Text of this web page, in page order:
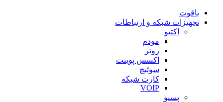
یاقوت
تجهیزات شبکه و ارتباطات
اکتیو
مودم
روتر
اکسس پوینت
سوئیچ
کارت شبکه
VOIP
پسیو